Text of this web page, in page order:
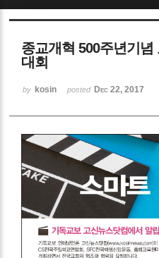
종교개혁 500주년기
대회
by kosin posted Dec 22, 2017
Sketchbook5,
Sketchbook5,